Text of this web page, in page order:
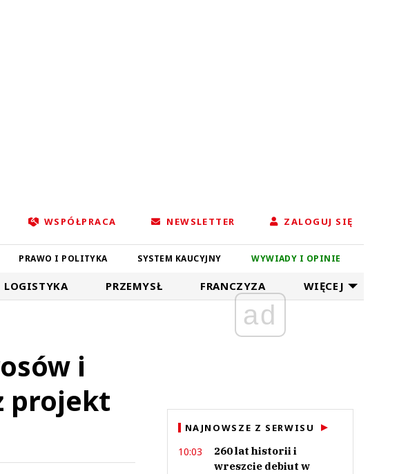
WSPÓŁPRACA NEWSLETTER ZALOGUJ SIĘ
PRAWO I POLITYKA SYSTEM KAUCYJNY WYWIADY I OPINIE
LOGISTYKA PRZEMYSŁ FRANCZYZA WIĘCEJ
i
projekt
ad
NAJNOWSZE Z SERWISU
10:03
260 lat historii i
wreszcie debiut w